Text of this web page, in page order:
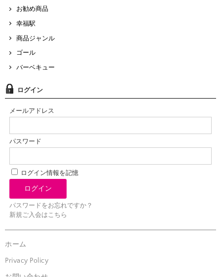
お勧め商品
幸福駅
商品ジャンル
ゴール
バーベキュー
ログイン
メールアドレス
パスワード
ログイン情報を記憶
パスワードをお忘れですか？
新規ご入会はこちら
ホーム
Privacy Policy